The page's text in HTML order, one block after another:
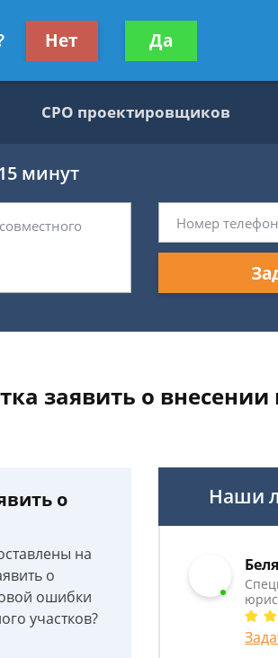
Получите консультацию
бесплатно
СРО проектировщиков
минут
заявить о
о
на
о
ошибки
участков?
Наши
Нет Да